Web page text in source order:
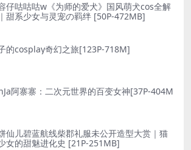
仔咕咕咕w《为师的爱犬》国风萌犬cos全解
甜系少女与灵宠の羁绊 [50P-472MB]
的cosplay奇幻之旅[123P-718M]
阿寨寨：二次元世界的百变女神[37P-404M
仙儿碧蓝航线柴郡礼服未公开造型大赏｜猫
女的甜魅进化史 [21P-251MB]